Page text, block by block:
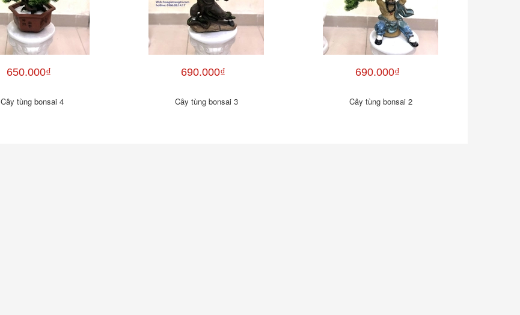
650.000₫
Cây tùng bonsai 4
690.000₫
Cây tùng bonsai 3
690.000₫
Cây tùng bonsai 2